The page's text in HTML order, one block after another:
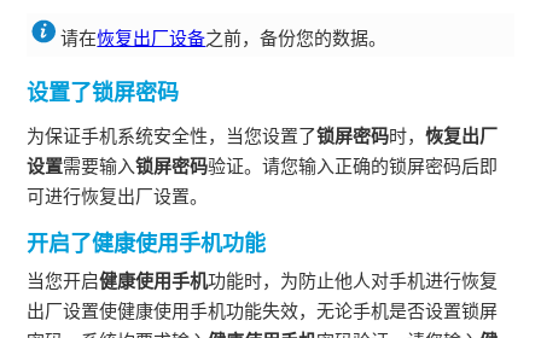
请在恢复出厂设备之前，备份您的数据。
设置了锁屏密码
为保证手机系统安全性，当您设置了锁屏密码时，恢复出厂
设置需要输入锁屏密码验证。请您输入正确的锁屏密码后即
可进行恢复出厂设置。
开启了健康使用手机功能
当您开启健康使用手机功能时，为防止他人对手机进行恢复
出厂设置使健康使用手机功能失效，无论手机是否设置锁屏